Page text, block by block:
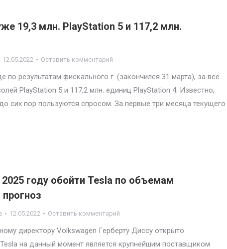
19,3 млн. PlayStation 5 и 117,2 млн.
12.05.2022 Оставить комментарий
результатам фискального г. (закончился 31 марта), за все
PlayStation 5 и 117,2 млн. единиц PlayStation 4. Известно,
сих пор пользуются спросом. За первые три месяца текущего
году обойти Tesla по объемам
12.05.2022 Оставить комментарий
директору Volkswagen Герберту Диссу открыто
на данный момент является крупнейшим поставщиком